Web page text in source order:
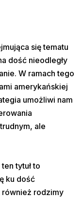
się tematu
dość nieodległy
W ramach tego
amerykańskiej
umożliwi nam
ale
tytuł to
ku dość
rodzimy